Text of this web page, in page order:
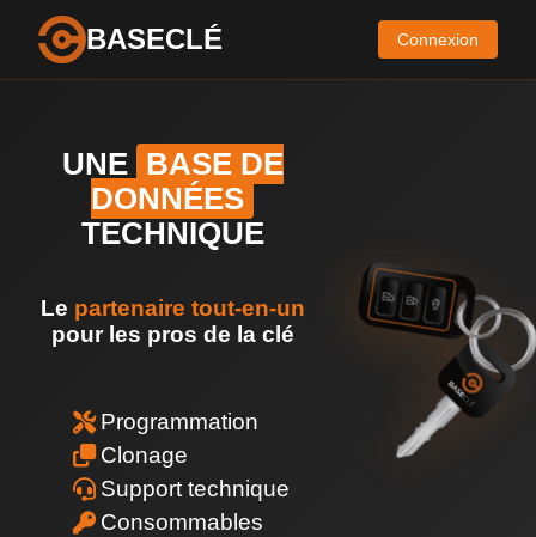
BASECLÉ Connexion
UNE BASE DE
DONNÉES
TECHNIQUE
Le partenaire tout-en-un
pour les pros de la clé
Programmation
Clonage
Support technique
Consommables